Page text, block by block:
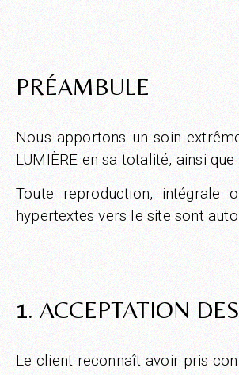
PRÉAMBULE
Nous apportons un soin
LUMIÈRE en sa totalité, ainsi
Toute reproduction, intégrale
hypertextes vers le site sont
1. ACCEPTATION
Le client reconnaît avoir pris